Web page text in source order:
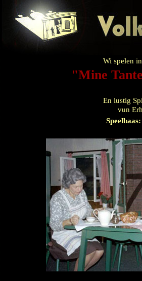
Wi spelen
"Mine
En lustig
vun